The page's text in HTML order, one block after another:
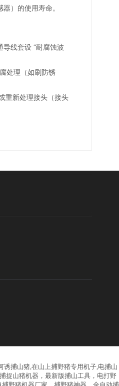
）的使用寿命。
导线套设 “耐腐蚀波
处理（如刷防锈
重新处理接头（接头
捕山猪,在山上捕野猪专用机子,电捕山
捉山猪机器，最新版捕山工具，电打野